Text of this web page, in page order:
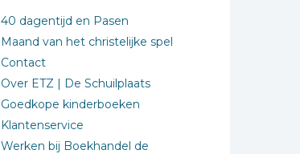
40 dagentijd en Pasen
Maand van het christelijke spel
Contact
Over ETZ | De Schuilplaats
Goedkope kinderboeken
Klantenservice
Werken bij Boekhandel de